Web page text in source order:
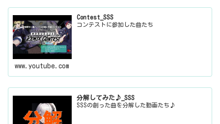
Contest_SSS
コンテストに参加した曲たち
www.youtube.com
分解してみた♪_SSS
SSSの創った曲を分解した動画たち♪